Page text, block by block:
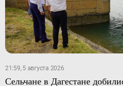
21:59, 5 августа 2026
Сельчане в Дагестане